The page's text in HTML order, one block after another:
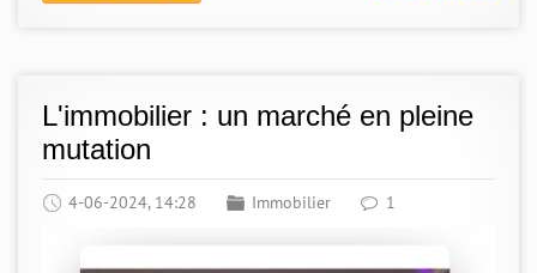
L'immobilier : un marché en pleine
mutation
4-06-2024, 14:28 Immobilier 1